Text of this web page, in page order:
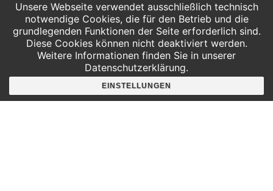
AG:youngMaker – Girls
Edition
AG:youngMaker – Girls Edition
Hier findest du uns
Unsere Webseite verwendet ausschließlich technisch
notwendige Cookies, die für den Betrieb und die
grundlegenden Funktionen der Seite erforderlich sind.
Diese Cookies können nicht deaktiviert werden.
Weitere Informationen finden Sie in unserer
Datenschutzerklärung.
EINSTELLUNGEN